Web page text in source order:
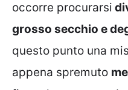
occorre procurarsi
grosso secchio e
questo punto una
appena spremuto